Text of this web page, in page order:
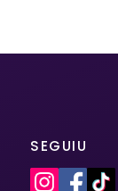
SEGUIU